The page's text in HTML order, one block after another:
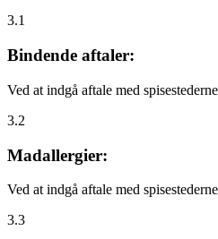
3.1
Bindende aftaler:
Ved at indgå aftale med
3.2
Madallergier:
Ved at indgå aftale med
3.3